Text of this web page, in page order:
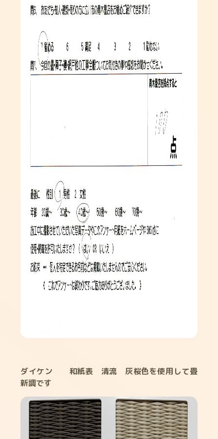
ダイケン 和紙表 清流 灰桜色を使用して畳
新調です